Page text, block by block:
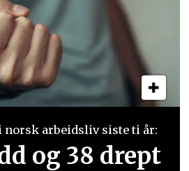
norsk arbeidsliv siste ti år:
og 38 drept